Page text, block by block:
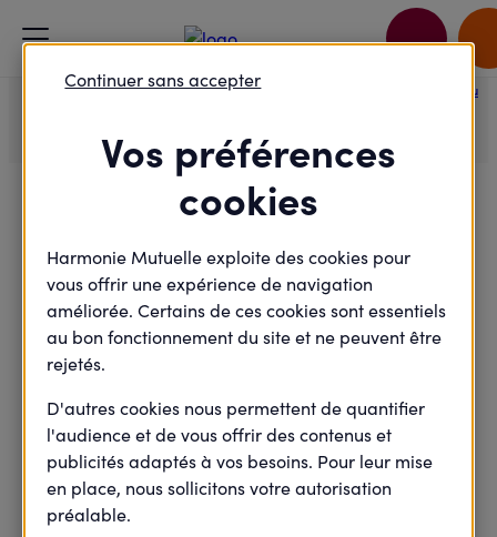
Accueil
Je passe à l'action
Journée prévention santé pour réaliser un test de dépistage du
Félicitations !
Votre inscription a bien été prise en
Vous allez recevoir à la suite de votre inscription un
email de confirmation comportant toutes les
informations de l'évènement.
Vos préférences
cookies
Harmonie Mutuelle exploite des cookies pour
vous offrir une expérience de navigation
améliorée. Certains de ces cookies sont essentiels
au bon fonctionnement du site et ne peuvent être
rejetés.
D'autres cookies nous permettent de quantifier
l'audience et de vous offrir des contenus et
publicités adaptés à vos besoins. Pour leur mise
en place, nous sollicitons votre autorisation
préalable.
Continuer sans accepter